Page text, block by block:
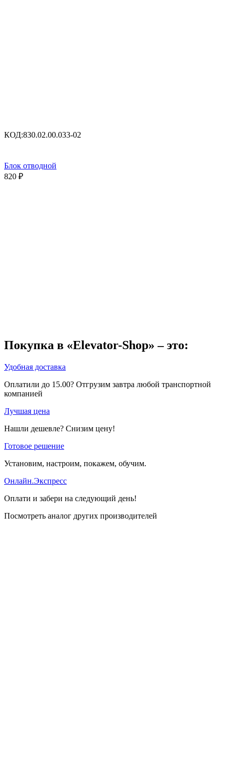
КОД:830.02.00.033-02
Блок отводной
820 ₽
Покупка в «Elevator-Shop» – это:
Удобная доставка
Оплатили до 15.00? Отгрузим завтра любой транспортной
компанией
Лучшая цена
Нашли дешевле? Снизим цену!
Готовое решение
Установим, настроим, покажем, обучим.
Онлайн.Экспресс
Оплати и забери на следующий день!
Посмотреть аналог других производителей